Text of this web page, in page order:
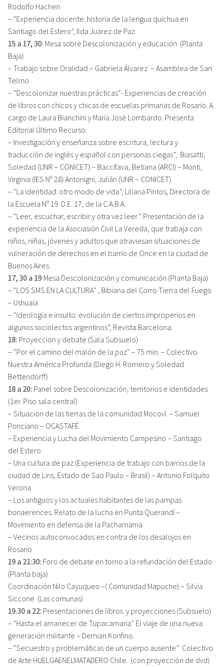
Rodolfo Hachen
– “Experiencia docente: historia de la lengua quichua en
Santiago del Estero”, Ilda Juarez de Paz
15 a 17, 30: Mesa sobre Descolonización y educación (Planta
Baja)
– Trabajo sobre Oralidad – Gabriela Álvarez – Asamblea de San
Telmo
– “Descolonizar nuestras prácticas”- Experiencias de creación
de libros con chicos y chicas de escuelas primarias de Rosario. A
cargo de Laura Bianchini y María José Lombardo. Presenta
Editorial Último Recurso.
– Investigación y enseñanza sobre escritura, lectura y
traducción de inglés y español con personas ciegas”, Biasatti,
Soledad (UNR – CONICET) – Baccifava, Betiana (ARCI) – Monti,
Virginia (IES Nº 28) Antonigni, Julián (UNR – CONICET)
– “La identidad: otro modo de vida”, Liliana Pintos, Directora de
la Escuela Nº 19. D.E. 17, de la C.A.B.A.
– “Leer, escuchar, escribir y otra vez leer”. Presentación de la
experiencia de la Asociasión Civil La Vereda, que trabaja con
niños, niñas, jóvenes y adultos que atraviesan situaciones de
vulneración de derechos en el barrio de Once en la ciudad de
Buenos Aires.
17, 30 a 19 Mesa Descolonización y comunicación (Planta Baja)
– “LOS SMS EN LA CULTURA” , Bibiana del Corro Tierra del Fuego
– Ushuaia
– “Ideología e insulto: evolución de ciertos improperios en
algunos sociolectos argentinos”, Revista Barcelona.
18: Proyeccion y debate (Sala Subsuelo)
– “Por el camino del malón de la paz” – 75 min. – Colectivo
Nuestra América Profunda (Diego H. Romero y Soledad
Bettendorff)
18 a 20: Panel sobre Descolonización, territorios e identidades
(1er. Piso sala central)
– Situación de las tierras de la comunidad Mocoví. – Samuel
Ponciano – OCASTAFÉ
– Experiencia y Lucha del Movimiento Campesino – Santiago
del Estero
– Una cultura de paz (Experiencia de trabajo con barrios de la
ciudad de Lins, Estado de Sao Paulo – Brasil) – Antonio Folquito
Verona
– Los antiguos y los actuales habitantes de las pampas
bonaerences. Relato de la lucha en Punta Querandí –
Movimiento en defensa de la Pachamama
– Vecinos autoconvocados en contra de los desalojos en
Rosario
19 a 21:30: Foro de debate en torno a la refundación del Estado
(Planta baja)
Coordinación Nilo Cayuqueo –( Comunidad Mapuche) – Silvia
Siccone (Las comunas)
19.30 a 22: Presentaciones de libros y proyecciones (Subsuelo)
– “Hasta el amanecer de Tupacamaria” El viaje de una nueva
generación militante – Demian Konfino.
– “Secuestro y problemáticas de un cuerpo ausente” Colectivo
de Arte HUELGAENELMATADERO Chile. (con proyección de dvd)